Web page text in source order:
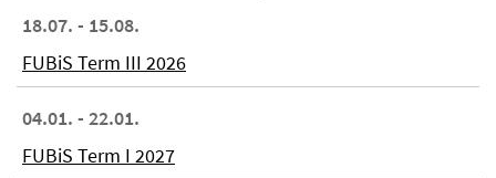
18.07. - 15.08.
FUBiS Term III 2026
04.01. - 22.01.
FUBiS Term I 2027